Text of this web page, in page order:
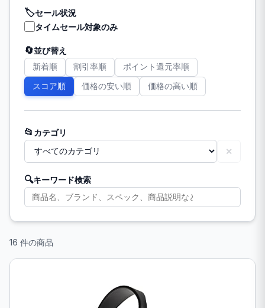
🏷️セール状況
タイムセール対象のみ
🔄並び替え
新着順 割引率順 ポイント還元率順
スコア順 価格の安い順 価格の高い順
📂 カテゴリ
✕
🔍キーワード検索
16 件の商品